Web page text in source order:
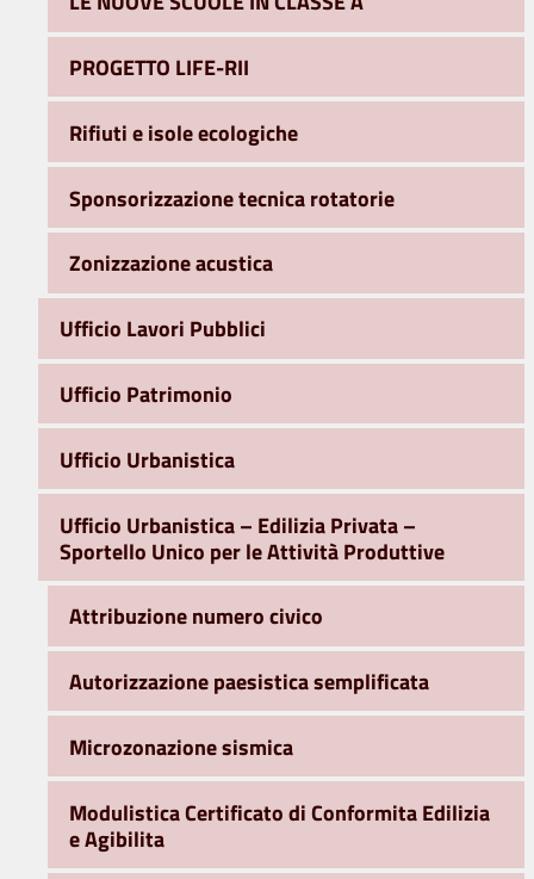
PROGETTO LIFE-RII
Rifiuti e isole ecologiche
Sponsorizzazione tecnica rotatorie
Zonizzazione acustica
Ufficio Lavori Pubblici
Ufficio Patrimonio
Ufficio Urbanistica
Ufficio Urbanistica – Edilizia Privata –
Sportello Unico per le Attività Produttive
Attribuzione numero civico
Autorizzazione paesistica semplificata
Microzonazione sismica
Modulistica Certificato di Conformita Edilizia
e Agibilita